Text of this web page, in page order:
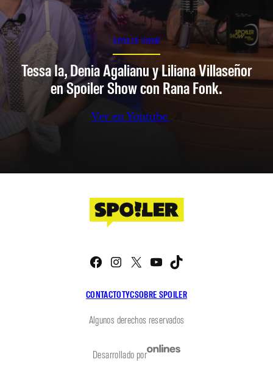
SPOILER SHOW
Tessa Ia, Denia Agalianu y Liliana Villaseñor
en Spoiler Show con Rana Fonk.
Ver en Youtube
CONTACTOTYCSOBRE SPOILER
Facebook
Instagram
X YouTube
Algunos derechos reservados
Desarrollado por